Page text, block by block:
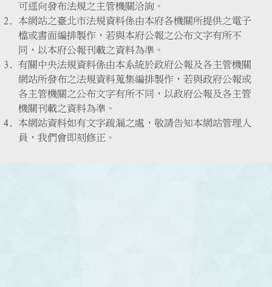
可逕向發布法規之主管機關洽詢。
本網站之臺北市法規資料係由本府各機關所提供之電子
檔或書面編排製作，若與本府公報之公布文字有所不
同，以本府公報刊載之資料為準。
有關中央法規資料係由本系統於政府公報及各主管機關
網站所發布之法規資料蒐集編排製作，若與政府公報或
各主管機關之公布文字有所不同，以政府公報及各主管
機關刊載之資料為準。
本網站資料如有文字疏漏之處，敬請告知本網站管理人
員，我們會即刻修正。